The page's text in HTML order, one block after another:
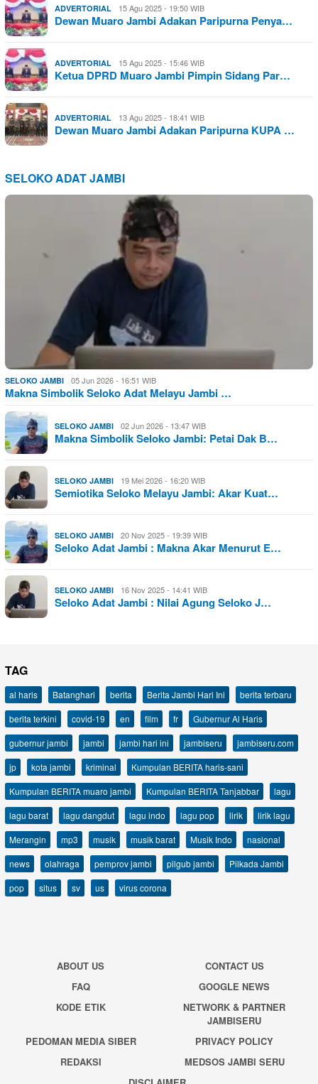
ADVERTORIAL 15 Agu 2025 - 19:50 WIB
Dewan Muaro Jambi Adakan Paripurna Penya…
ADVERTORIAL 15 Agu 2025 - 15:46 WIB
Ketua DPRD Muaro Jambi Pimpin Sidang Par…
ADVERTORIAL 13 Agu 2025 - 18:41 WIB
Dewan Muaro Jambi Adakan Paripurna KUPA …
SELOKO ADAT JAMBI
SELOKO JAMBI 05 Jun 2026 - 16:51 WIB
Makna Simbolik Seloko Adat Melayu Jambi …
SELOKO JAMBI 02 Jun 2026 - 13:47 WIB
Makna Simbolik Seloko Jambi: Petai Dak B…
SELOKO JAMBI 19 Mei 2026 - 16:20 WIB
Semiotika Seloko Melayu Jambi: Akar Kuat…
SELOKO JAMBI 20 Nov 2025 - 19:39 WIB
Seloko Adat Jambi : Makna Akar Menurut E…
SELOKO JAMBI 16 Nov 2025 - 14:41 WIB
Seloko Adat Jambi : Nilai Agung Seloko J…
TAG
al haris Batanghari berita Berita Jambi Hari Ini
berita terbaru
berita terkini
covid-19 en film fr
Gubernur Al Haris
gubernur jambi
jambi jambi hari ini jambiseru
jambiseru.com
jp
kota jambi kriminal
Kumpulan BERITA haris-sani
Kumpulan BERITA muaro jambi
Kumpulan BERITA Tanjabbar
lagu
lagu barat
lagu dangdut lagu indo lagu pop lirik
lirik lagu
Merangin
mp3 musik musik barat Musik Indo
nasional
news
olahraga pemprov jambi pilgub jambi
Pilkada Jambi
pop
situs sv us virus corona
ABOUT US
CONTACT US
FAQ
GOOGLE NEWS
KODE ETIK
NETWORK & PARTNER
JAMBISERU
PEDOMAN MEDIA SIBER
PRIVACY POLICY
REDAKSI
MEDSOS JAMBI SERU